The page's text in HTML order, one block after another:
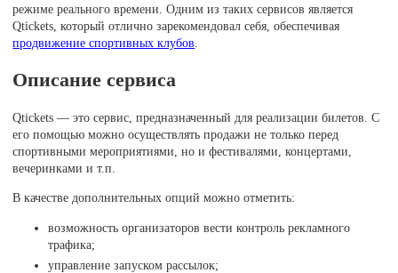
режиме реального времени. Одним из таких сервисов является
Qtickets, который отлично зарекомендовал себя, обеспечивая
продвижение спортивных клубов
Описание сервиса
Qtickets — это сервис, предназначенный для реализации билетов. С
его помощью можно осуществлять продажи не только перед
спортивными мероприятиями, но и фестивалями, концертами,
вечеринками и т.п.
В качестве дополнительных опций можно отметить:
возможность организаторов вести контроль рекламного
трафика;
управление запуском рассылок;